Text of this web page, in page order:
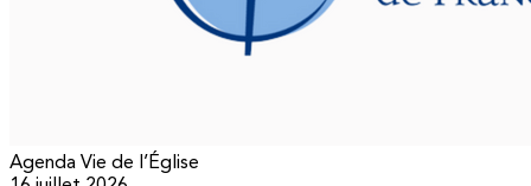
Agenda Vie de l’Église